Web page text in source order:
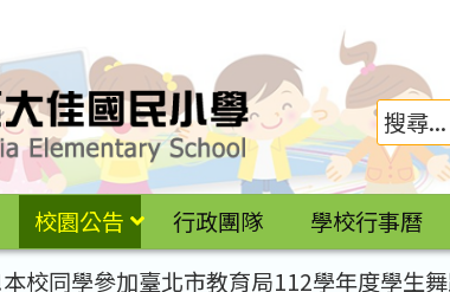
校園公告 行政團隊 學校行事曆
校同學參加臺北市教育局112學年度學生